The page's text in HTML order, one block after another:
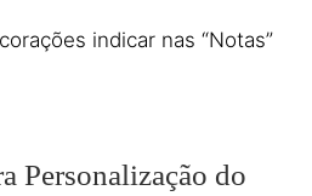
indicar nas “Notas”
Personalização do